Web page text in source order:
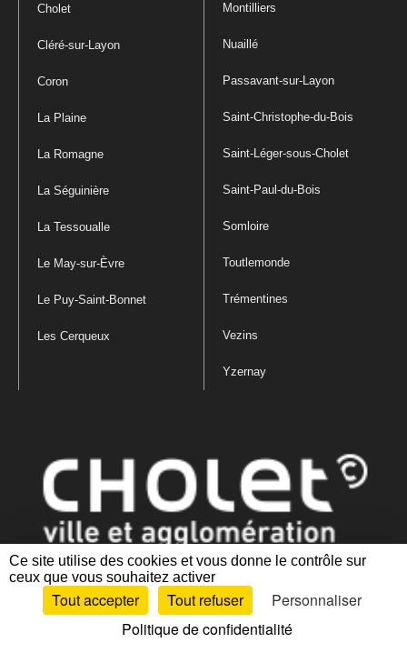
Ce site utilise des cookies et vous donne le contrôle sur
ceux que vous souhaitez activer
Tout accepter Tout refuser
Personnaliser
Politique de confidentialité
Cholet
Cléré-sur-Layon
Coron
La Plaine
La Romagne
La Séguinière
La Tessoualle
Le May-sur-Èvre
Le Puy-Saint-Bonnet
Les Cerqueux
Montilliers
Nuaillé
Passavant-sur-Layon
Saint-Christophe-du-Bois
Saint-Léger-sous-Cholet
Saint-Paul-du-Bois
Somloire
Toutlemonde
Trémentines
Vezins
Yzernay
Mentions légales|Politique de confidentialité
des cookies |Plan du site Accessibilité : partiellement conforme